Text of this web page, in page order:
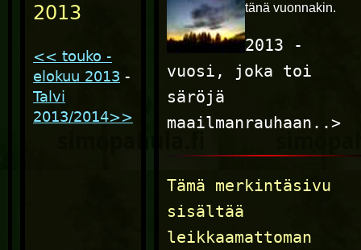
2013
<< touko -
elokuu 2013 -
Talvi
2013/2014>>
tänä vuonnakin.
2013 -
vuosi, joka toi
säröjä
maailmanrauhaan..>
Tämä merkintäsivu
sisältää
leikkaamattoman